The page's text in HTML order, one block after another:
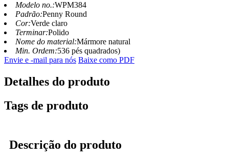
Modelo no.:WPM384
Padrão:Penny Round
Cor:Verde claro
Terminar:Polido
Nome do material:Mármore natural
Min. Ordem:536 pés quadrados)
Envie e -mail para nós Baixe como PDF
Detalhes do produto
Tags de produto
Descrição do produto